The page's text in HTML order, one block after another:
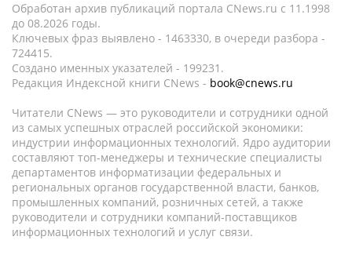
Обработан архив публикаций портала CNews.ru c 11.1998
до 08.2026 годы.
Ключевых фраз выявлено - 1463330, в очереди разбора -
724415.
Создано именных указателей - 199231.
Редакция Индексной книги CNews - book@cnews.ru
Читатели CNews — это руководители и сотрудники одной
из самых успешных отраслей российской экономики:
индустрии информационных технологий. Ядро аудитории
составляют топ-менеджеры и технические специалисты
департаментов информатизации федеральных и
региональных органов государственной власти, банков,
промышленных компаний, розничных сетей, а также
руководители и сотрудники компаний-поставщиков
информационных технологий и услуг связи.